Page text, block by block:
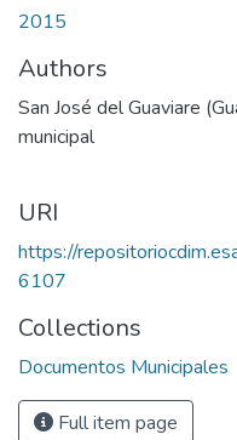
2015
Authors
San José del Guaviare
municipal
URI
https://
6107
Collections
Documentos Municipales
Full item page